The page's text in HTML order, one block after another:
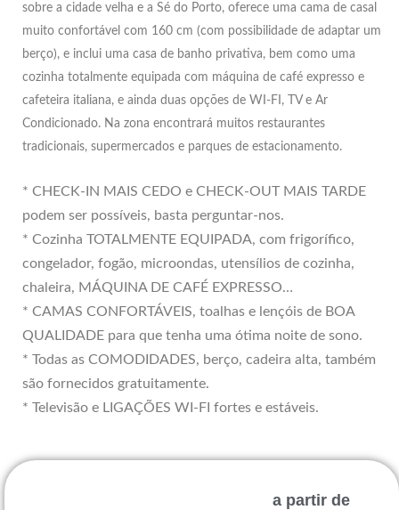
sobre a cidade velha e a Sé do Porto, oferece uma cama de casal
muito confortável com 160 cm (com possibilidade de adaptar um
berço), e inclui uma casa de banho privativa, bem como uma
cozinha totalmente equipada com máquina de café expresso e
cafeteira italiana, e ainda duas opções de WI-FI, TV e Ar
Condicionado. Na zona encontrará muitos restaurantes
tradicionais, supermercados e parques de estacionamento.
* CHECK-IN MAIS CEDO e CHECK-OUT MAIS TARDE
podem ser possíveis, basta perguntar-nos.
* Cozinha TOTALMENTE EQUIPADA, com frigorífico,
congelador, fogão, microondas, utensílios de cozinha,
chaleira, MÁQUINA DE CAFÉ EXPRESSO…
* CAMAS CONFORTÁVEIS, toalhas e lençóis de BOA
QUALIDADE para que tenha uma ótima noite de sono.
* Todas as COMODIDADES, berço, cadeira alta, também
são fornecidos gratuitamente.
* Televisão e LIGAÇÕES WI-FI fortes e estáveis.
a partir de